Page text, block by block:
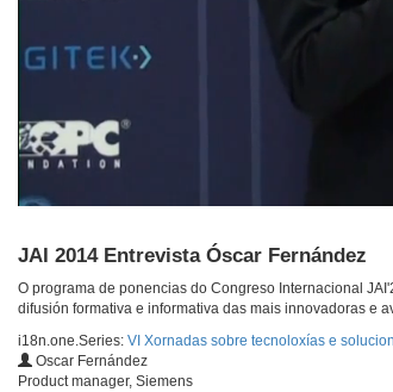
JAI 2014 Entrevista Óscar Fernández
O programa de ponencias do Congreso Internacional
difusión formativa e informativa das mais innovadoras e
i18n.one.Series: VI Xornadas sobre tecnoloxías e
Oscar Fernández
Product manager, Siemens